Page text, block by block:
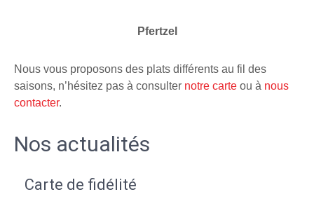
Pfertzel
Nous vous proposons des plats différents au fil des
saisons, n’hésitez pas à consulter notre carte ou à nous
contacter.
Nos actualités
Carte de fidélité